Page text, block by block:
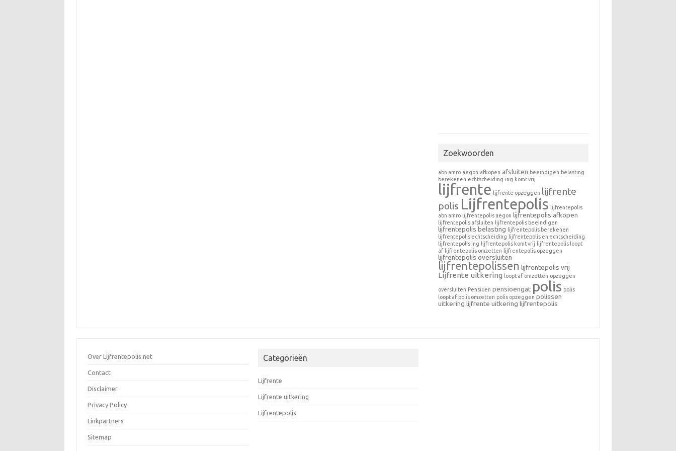
Zoekwoorden
abn amro aegon afkopen afsluiten beeindigen belasting
berekenen echtscheiding ing komt vrij
lijfrente lijfrente opzeggen lijfrente
polis Lijfrentepolis lijfrentepolis
abn amro lijfrentepolis aegon lijfrentepolis afkopen
lijfrentepolis afsluiten lijfrentepolis beeindigen
lijfrentepolis belasting lijfrentepolis berekenen
lijfrentepolis echtscheiding lijfrentepolis en echtscheiding
lijfrentepolis ing lijfrentepolis komt vrij lijfrentepolis loopt
af lijfrentepolis omzetten lijfrentepolis opzeggen
lijfrentepolis oversluiten
lijfrentepolissen lijfrentepolis vrij
Lijfrente uitkering loopt af omzetten opzeggen
oversluiten Pensioen pensioengat polis polis
loopt af polis omzetten polis opzeggen polissen
uitkering lijfrente uitkering lijfrentepolis
Over Lijfrentepolis.net
Contact
Disclaimer
Privacy Policy
Linkpartners
Sitemap
Categorieën
Lijfrente
Lijfrente uitkering
Lijfrentepolis